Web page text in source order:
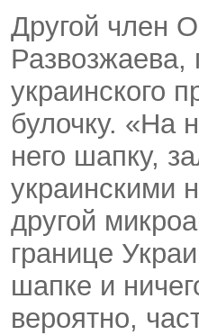
Другой член
Развозжаева,
украинского
булочку. «На
него шапку,
украинскими
другой
границе
шапке и
вероятно,